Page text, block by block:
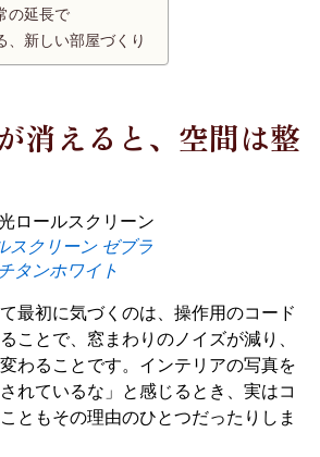
の延長で
、新しい部屋づくり
消えると、空間は整
スクリーン ゼブラ
タンホワイト
最初に気づくのは、操作用のコード
ことで、窓まわりのノイズが減り、
わることです。インテリアの写真を
れているな」と感じるとき、実はコ
ともその理由のひとつだったりしま